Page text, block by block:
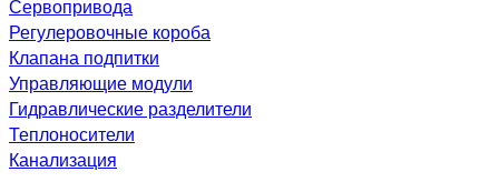
Сервопривода
Регулеровочные короба
Клапана подпитки
Управляющие модули
Гидравлические разделители
Теплоносители
Канализация